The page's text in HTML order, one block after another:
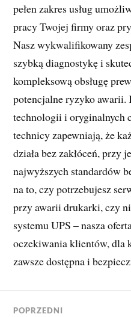
pełen zakres usług
pracy Twojej firmy oraz
Nasz wykwalifikowany
szybką diagnostykę i
kompleksową obsługę
potencjalne ryzyko awarii.
technologii i oryginalnych
technicy zapewniają, że
działa bez zakłóceń, przy
najwyższych standardów
na to, czy potrzebujesz
przy awarii drukarki, czy
systemu UPS – nasza
oczekiwania klientów, dla
zawsze dostępna i
POPRZEDNI